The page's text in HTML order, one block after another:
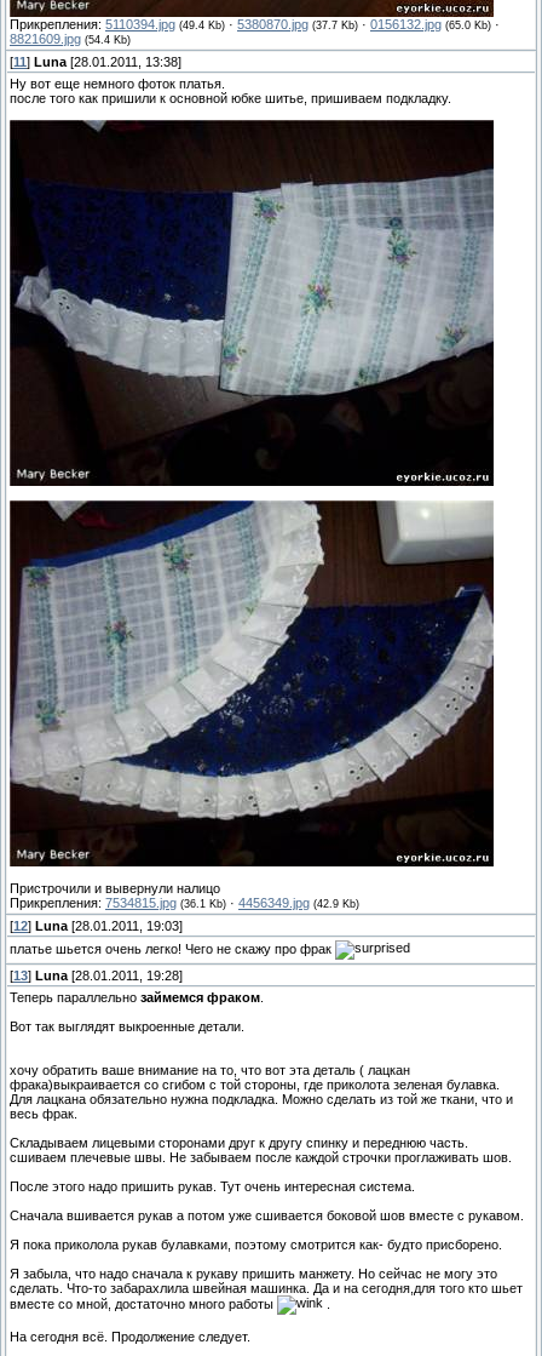
Прикрепления: 5110394.jpg (49.4 Kb) · 5380870.jpg (37.7 Kb) · 0156132.jpg (65.0 Kb) ·
8821609.jpg (54.4 Kb)
[11 ] Luna [28.01.2011, 13:38]
Ну вот еще немного фоток платья.
после того как пришили к основной юбке шитье, пришиваем подкладку.
Пристрочили и вывернули налицо
Прикрепления: 7534815.jpg (36.1 Kb) · 4456349.jpg (42.9 Kb)
[12] Luna [28.01.2011, 19:03]
платье шьется очень легко! Чего не скажу про фрак
[13] Luna [28.01.2011, 19:28]
Теперь параллельно займемся фраком
Вот так выглядят выкроенные детали.
хочу обратить ваше внимание на то, что вот эта деталь ( лацкан
фрака)выкраивается со сгибом с той стороны, где приколота зеленая булавка.
Для лацкана обязательно нужна подкладка. Можно сделать из той же ткани, что и
весь фрак.
Складываем лицевыми сторонами друг к другу спинку и переднюю часть.
сшиваем плечевые швы. Не забываем после каждой строчки проглаживать шов.
После этого надо пришить рукав. Тут очень интересная система.
Сначала вшивается рукав а потом уже сшивается боковой шов вместе с рукавом.
Я пока приколола рукав булавками, поэтому смотрится как- будто присборено.
Я забыла, что надо сначала к рукаву пришить манжету. Но сейчас не могу это
сделать. Что-то забарахлила швейная машинка. Да и на сегодня,для того кто шьет
вместе со мной, достаточно много работы
На сегодня всё. Продолжение следует.